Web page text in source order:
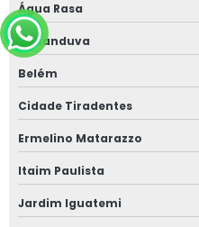
Água Rasa
Aricanduva
Belém
Cidade Tiradentes
Ermelino Matarazzo
Itaim Paulista
Jardim Iguatemi